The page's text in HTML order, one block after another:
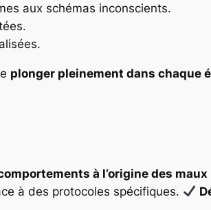
aux schémas inconscients.
plonger pleinement dans chaque
à l’origine des maux
à des protocoles spécifiques.